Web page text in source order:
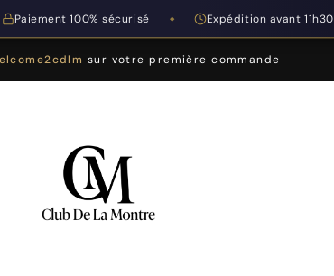
Paiement 100% sécurisé ◆ Expédition avant 11h30
sur votre première commande